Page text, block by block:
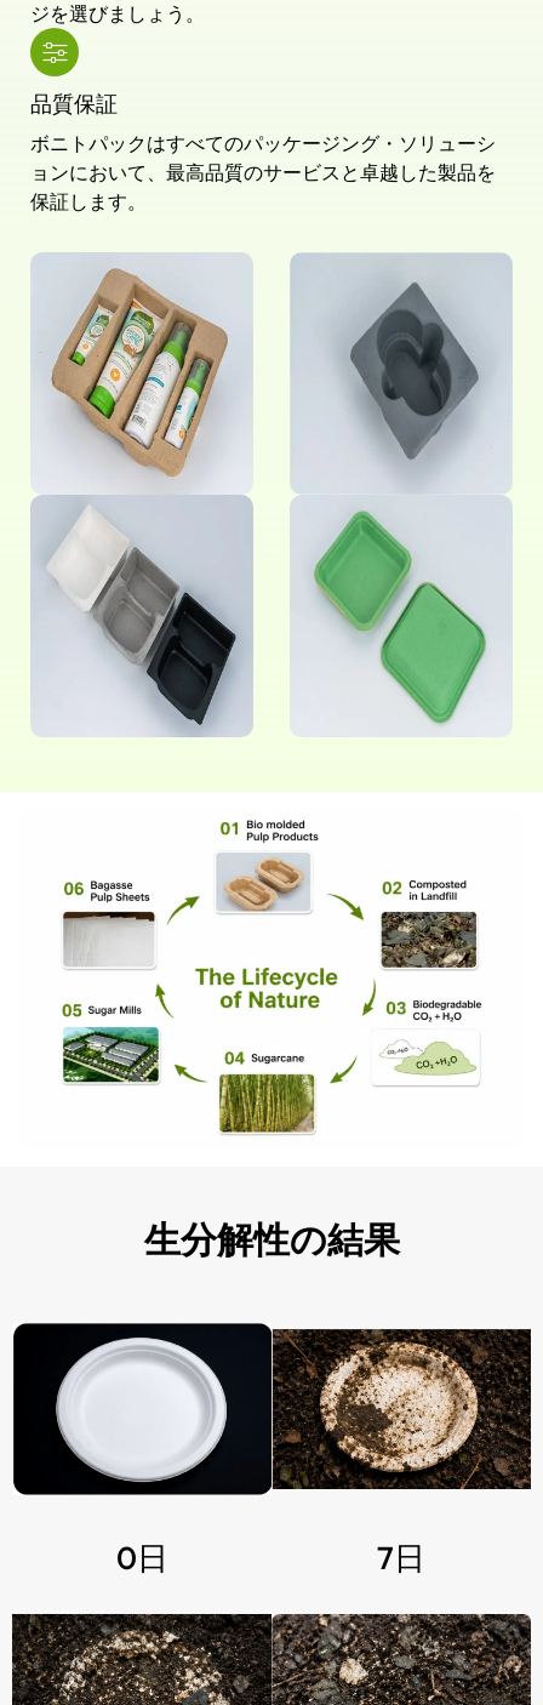
ジを選びましょう。
品質保証
ボニトパックはすべてのパッケージング・ソリューシ
ョンにおいて、最高品質のサービスと卓越した製品を
保証します。
生分解性の結果
0日 7日